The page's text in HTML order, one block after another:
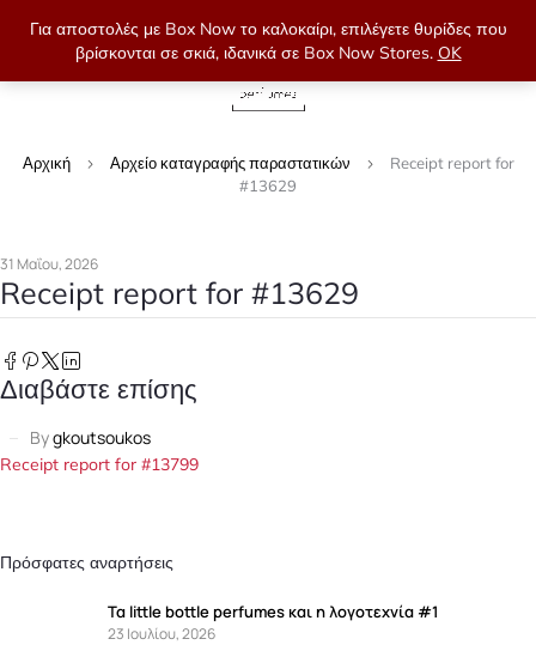
Για αποστολές με Box Now το καλοκαίρι, επιλέγετε θυρίδες που
βρίσκονται σε σκιά, ιδανικά σε Box Now Stores. OK
Αρχική Αρχείο καταγραφής παραστατικών
Receipt report for
#13629
31 Μαΐου, 2026
Receipt report for #13629
Διαβάστε επίσης
Bygkoutsoukos
Receipt report for #13799
Πρόσφατες αναρτήσεις
Τα little bottle perfumes και η λογοτεχνία #1
23 Ιουλίου, 2026